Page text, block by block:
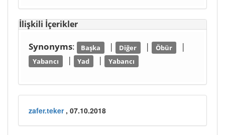
İlişkili İçerikler
Synonyms: Başka | Diğer | Öbür |
Yabancı | Yad | Yabancı
zafer.teker, 07.10.2018